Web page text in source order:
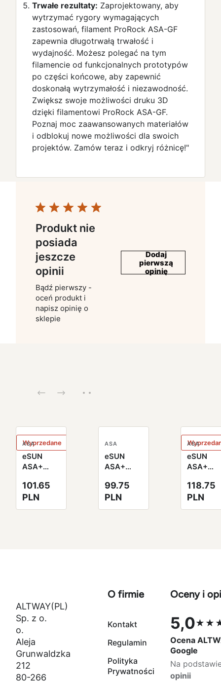
Trwałe rezultaty: Zaprojektowany, aby
wytrzymać rygory wymagających
zastosowań, filament ProRock ASA-GF
zapewnia długotrwałą trwałość i
wydajność. Możesz polegać na tym
filamencie od funkcjonalnych prototypów
po części końcowe, aby zapewnić
doskonałą wytrzymałość i niezawodność.
Zwiększ swoje możliwości druku 3D
dzięki filamentowi ProRock ASA-GF.
Poznaj moc zaawansowanych materiałów
i odblokuj nowe możliwości dla swoich
projektów. Zamów teraz i odkryj różnicę!"
Produkt nie
posiada
jeszcze
opinii
Bądź pierwszy -
oceń produkt i
napisz opinię o
sklepie
Dodaj
pierwszą
opinię
Wyprzedane
ASA
eSUN
ASA+
czarny
1.75mm
1000g
101.65
PLN
ASA
eSUN
ASA+
szary
1.75mm
1000g
99.75
PLN
ASA
eSUN
ASA+
zimny
biały
1.75mm
118.75
PLN
ALTWAY(PL)
Sp. z o.
o.
Aleja
Grunwaldzka
212
80-266
O firmie
Kontakt
Regulamin
Polityka
Prywatności
Oceny i
5,0
Ocena 5,0
Ocena
Google
Na
opinii